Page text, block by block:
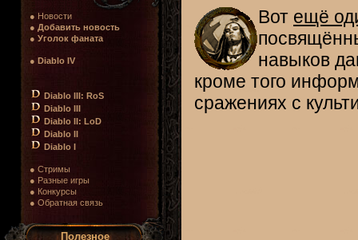
● Новости
● Добавить новость
● Уголок фаната
● Diablo IV
Diablo III: RoS
Diablo III
Diablo II: LoD
Diablo II
Diablo I
● Стримы
● Разные игры
● Конкурсы
● Обратная связь
Полезное
Вот ещё
навыков
кроме того
сражениях с